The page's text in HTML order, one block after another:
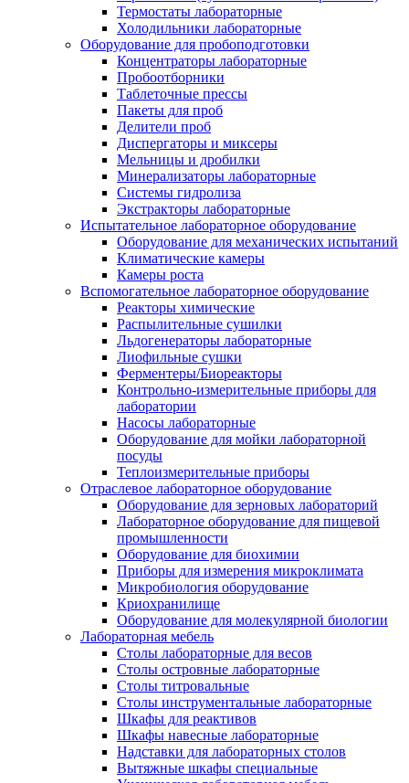
Термостаты лабораторные
Холодильники лабораторные
Оборудование для пробоподготовки
Концентраторы лабораторные
Пробоотборники
Таблеточные прессы
Пакеты для проб
Делители проб
Диспергаторы и миксеры
Мельницы и дробилки
Минерализаторы лабораторные
Системы гидролиза
Экстракторы лабораторные
Испытательное лабораторное оборудование
Оборудование для механических испытаний
Климатические камеры
Камеры роста
Вспомогательное лабораторное оборудование
Реакторы химические
Распылительные сушилки
Льдогенераторы лабораторные
Лиофильные сушки
Ферментеры/Биореакторы
Контрольно-измерительные приборы для
лаборатории
Насосы лабораторные
Оборудование для мойки лабораторной
посуды
Теплоизмерительные приборы
Отраслевое лабораторное оборудование
Оборудование для зерновых лабораторий
Лабораторное оборудование для пищевой
промышленности
Оборудование для биохимии
Приборы для измерения микроклимата
Микробиология оборудование
Криохранилище
Оборудование для молекулярной биологии
Лабораторная мебель
Столы лабораторные для весов
Столы островные лабораторные
Столы титровальные
Столы инструментальные лабораторные
Шкафы для реактивов
Шкафы навесные лабораторные
Надставки для лабораторных столов
Вытяжные шкафы специальные